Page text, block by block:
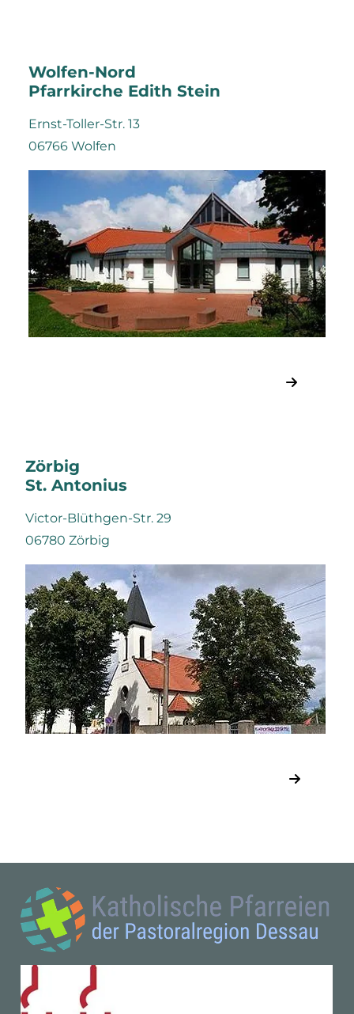
Wolfen-Nord
Pfarrkirche Edith Stein
Ernst-Toller-Str. 13
06766 Wolfen
Zörbig
St. Antonius
Victor-Blüthgen-Str. 29
06780 Zörbig